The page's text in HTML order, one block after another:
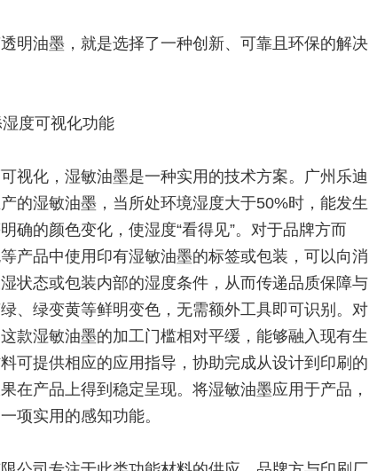
明油墨，就是选择了一种创新、可靠且环保的解决
度可视化功能
视化，湿敏油墨是一种实用的技术方案。广州乐迪
的湿敏油墨，当所处环境湿度大于50%时，能发生
确的颜色变化，使湿度“看得见”。对于品牌方而
产品中使用印有湿敏油墨的标签或包装，可以向消
状态或包装内部的湿度条件，从而传递品质保障与
、绿变黄等鲜明变色，无需额外工具即可识别。对
款湿敏油墨的加工门槛相对平缓，能够融入现有生
可提供相应的应用指导，协助完成从设计到印刷的
在产品上得到稳定呈现。将湿敏油墨应用于产品，
项实用的感知功能。